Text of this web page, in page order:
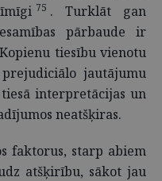
75 . Turklāt gan
pārbaude ir
tiesību vienotu
jautājumu
interpretācijas un
neatšķiras.
faktorus, starp abiem
atšķirību, sākot jau